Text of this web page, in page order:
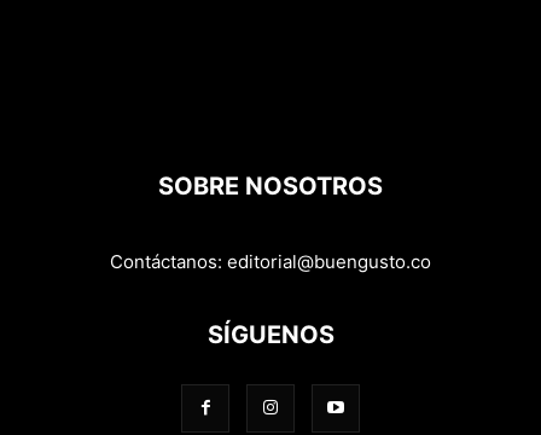
SOBRE NOSOTROS
Contáctanos: editorial@buengusto.co
SÍGUENOS